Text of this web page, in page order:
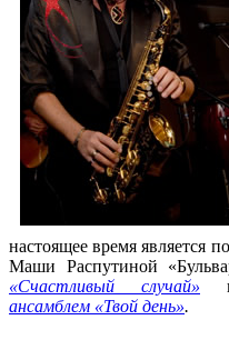
настоящее время является
Маши Распутиной
«Счастливый случай»
ансамблем «Твой день».